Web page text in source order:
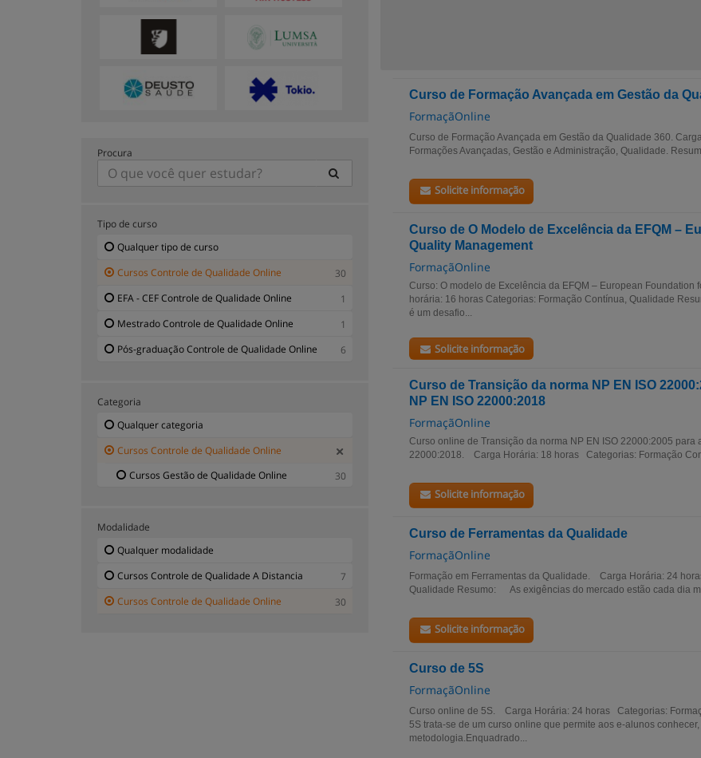
Curso de Formação Avançada em Gestão da
FormaçãOnline
Curso de Formação Avançada em Gestão da Qualidade 360.
Formações Avançadas, Gestão e Administração, Qualidade.
Solicite informação
Curso de O Modelo de Excelência da EFQM –
Quality Management
FormaçãOnline
Curso: O modelo de Excelência da EFQM – European Foundation
horária: 16 horas Categorias: Formação Contínua, Qualidade
é um desafio...
Solicite informação
Curso de Transição da norma NP EN ISO
NP EN ISO 22000:2018
FormaçãOnline
Curso online de Transição da norma NP EN ISO 22000:2005 para
22000:2018. Carga Horária: 18 horas Categorias: Formação
Solicite informação
Curso de Ferramentas da Qualidade
FormaçãOnline
Formação em Ferramentas da Qualidade. Carga Horária: 24
Qualidade Resumo: As exigências do mercado estão cada dia
Solicite informação
Curso de 5S
FormaçãOnline
Curso online de 5S. Carga Horária: 24 horas Categorias:
5S trata-se de um curso online que permite aos e-alunos
metodologia.Enquadrado...
Procura
Tipo de curso
Qualquer tipo de curso
Cursos Controle de Qualidade Online
30
EFA - CEF Controle de Qualidade Online
1
Mestrado Controle de Qualidade Online
1
Pós-graduação Controle de Qualidade Online
6
Categoria
Qualquer categoria
Cursos Controle de Qualidade Online
Cursos Gestão de Qualidade Online
30
Modalidade
Qualquer modalidade
Cursos Controle de Qualidade A Distancia
7
Cursos Controle de Qualidade Online
30